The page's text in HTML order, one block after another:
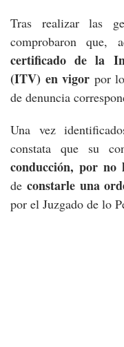
Tras realizar las
comprobaron que,
certificado de la
(ITV) en vigor por
de denuncia
Una vez
constata que su
conducción, por no
de constarle una
por el Juzgado de lo